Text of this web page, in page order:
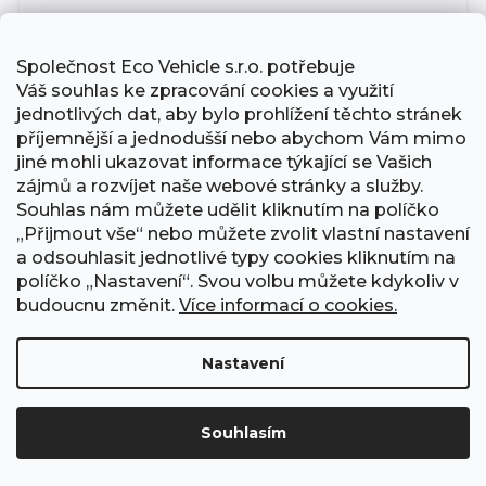
Společnost Eco Vehicle s.r.o. potřebuje
Váš souhlas ke zpracování cookies a využití
jednotlivých dat, aby bylo prohlížení těchto stránek
příjemnější a jednodušší nebo abychom Vám mimo
jiné mohli ukazovat informace týkající se Vašich
zájmů a rozvíjet naše webové stránky a služby.
Souhlas nám můžete udělit kliknutím na políčko
„Přijmout vše“ nebo můžete zvolit vlastní nastavení
a odsouhlasit jednotlivé typy cookies kliknutím na
políčko „Nastavení“. Svou volbu můžete kdykoliv v
budoucnu změnit. Více informací o cookies.
Nastavení
Souhlasím
PREMIUM+ ZDARMA
Elektrokoloběžka DUALTRON SPIDER 2
57.834,71 Kč bez DPH
69.980 Kč
Detail